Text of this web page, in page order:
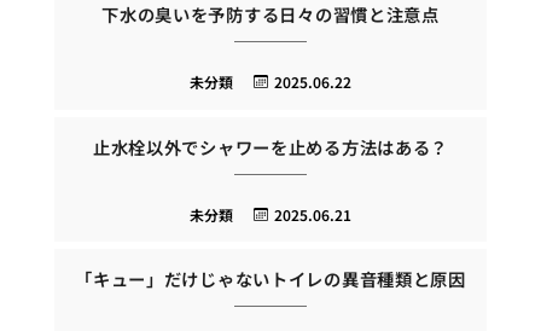
下水の臭いを予防する日々の習慣と注意点
2025.06.22
未分類
止水栓以外でシャワーを止める方法はある？
2025.06.21
未分類
「キュー」だけじゃないトイレの異音種類と原因